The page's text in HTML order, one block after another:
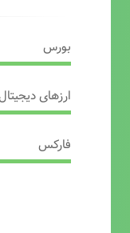
بورس
ارزهای
فارکس